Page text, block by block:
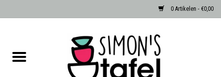
0 Artikelen - €0,00